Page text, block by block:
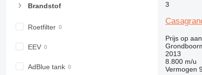
Brandstof
Roetfilter
EEV
AdBlue tank
3
Prijs op
2013
8.800 m/u
Vermogen